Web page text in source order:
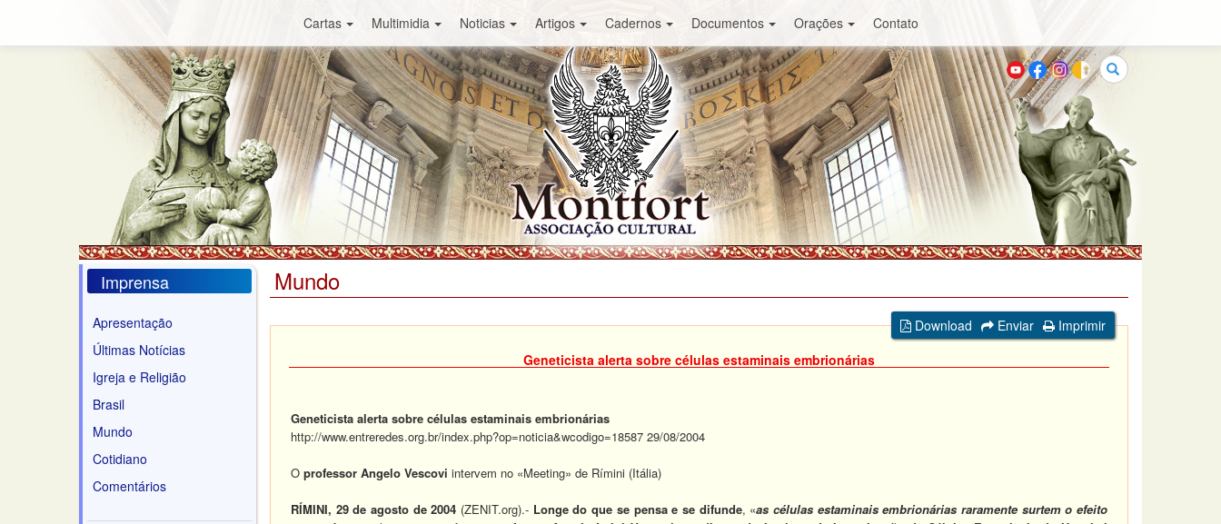
Cartas Multimidia Noticias Artigos Cadernos Documentos Orações Contato
Buscar
Imprensa
Apresentação
Últimas Notícias
Igreja e Religião
Brasil
Mundo
Cotidiano
Comentários
Mundo
Download Enviar
Imprimir
Geneticista alerta sobre células estaminais embrionárias
Geneticista alerta sobre células estaminais embrionárias
http://www.entreredes.org.br/index.php?op=noticia&wcodigo=18587 29/08/2004
O professor Angelo Vescovi intervem no «Meeting» de Rímini (Itália)
RÍMINI, 29 de agosto de 2004 (ZENIT.org).- Longe do que se pensa e se difunde, «as células estaminais embrionárias raramente surtem o efeito